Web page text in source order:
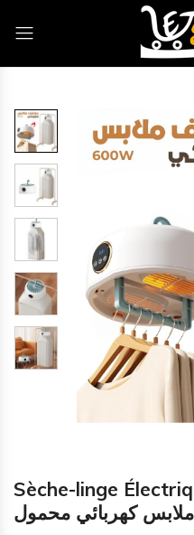
Sèche-linge
كهربائي محمول